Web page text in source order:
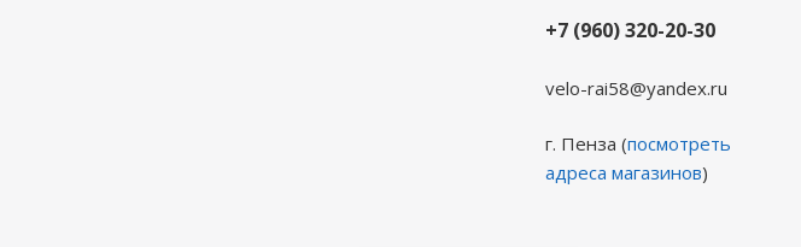
+7 (960) 320-20-30
velo-rai58@yandex.ru
г. Пенза (посмотреть
адреса магазинов)